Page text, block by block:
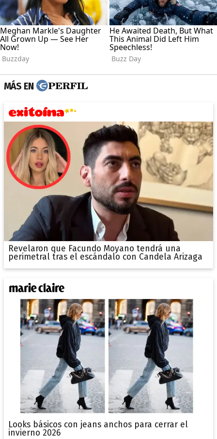
MÁS EN
Revelaron que Facundo Moyano tendrá una
perimetral tras el escándalo con Candela Arizaga
Looks básicos con jeans anchos para cerrar el
invierno 2026